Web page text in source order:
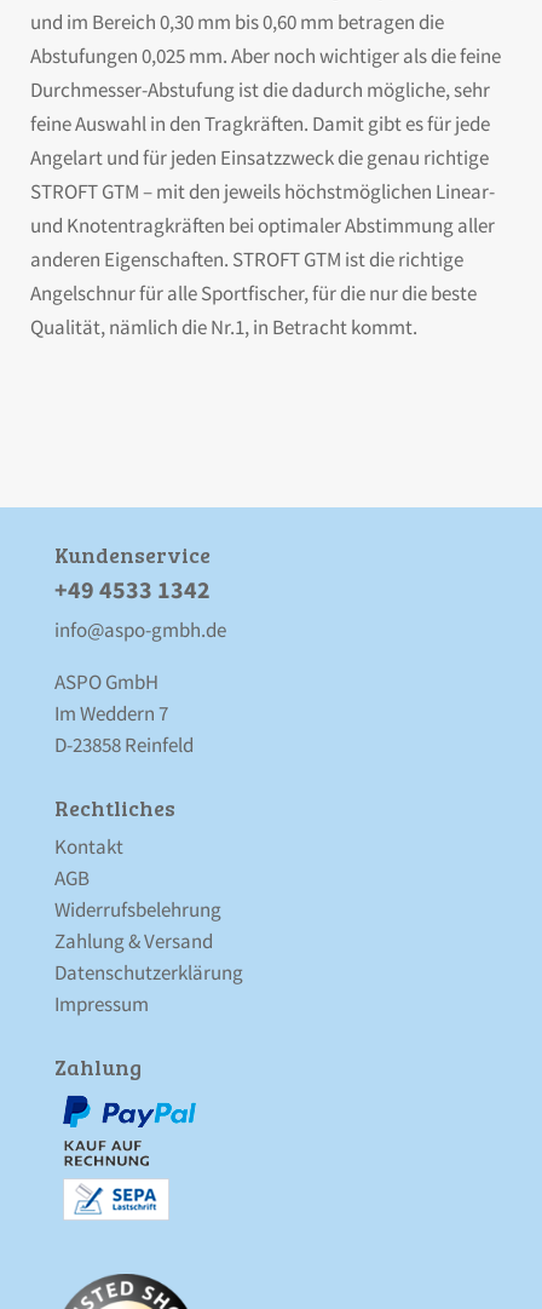
und im Bereich 0,30 mm bis 0,60 mm betragen die
Abstufungen 0,025 mm. Aber noch wichtiger als die feine
Durchmesser-Abstufung ist die dadurch mögliche, sehr
feine Auswahl in den Tragkräften. Damit gibt es für jede
Angelart und für jeden Einsatzzweck die genau richtige
STROFT GTM – mit den jeweils höchstmöglichen Linear-
und Knotentragkräften bei optimaler Abstimmung aller
anderen Eigenschaften. STROFT GTM ist die richtige
Angelschnur für alle Sportfischer, für die nur die beste
Qualität, nämlich die Nr.1, in Betracht kommt.
Kunden­service
+49 4533 1342
info@aspo-gmbh.de
ASPO GmbH
Im Weddern 7
D-23858 Reinfeld
Rechtliches
Kontakt
AGB
Widerrufsbelehrung
Zahlung & Versand
Datenschutz­erklärung
Impressum
Zahlung